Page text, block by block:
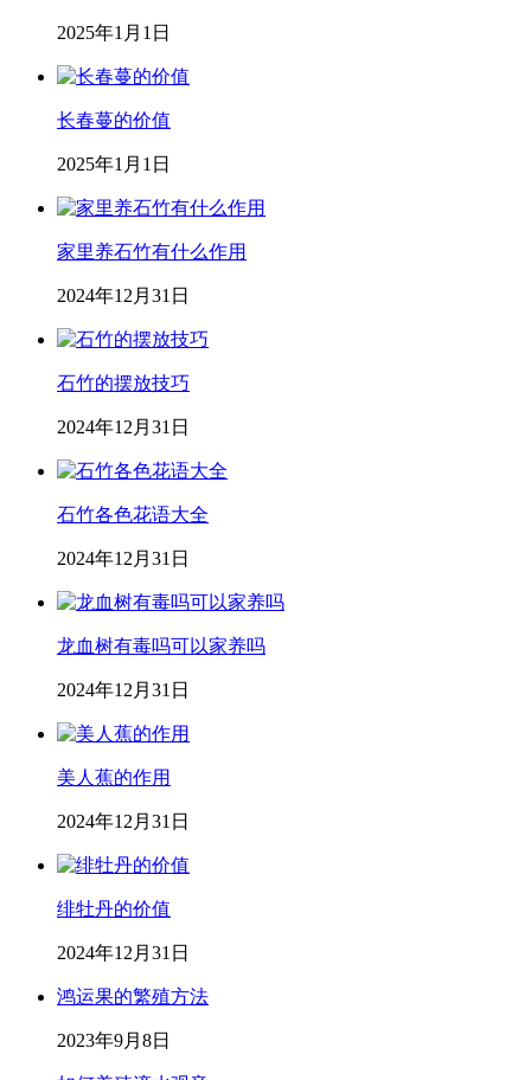
2025年1月1日
长春蔓的价值
2025年1月1日
家里养石竹有什么作用
2024年12月31日
石竹的摆放技巧
2024年12月31日
石竹各色花语大全
2024年12月31日
龙血树有毒吗可以家养吗
2024年12月31日
美人蕉的作用
2024年12月31日
绯牡丹的价值
2024年12月31日
鸿运果的繁殖方法
2023年9月8日